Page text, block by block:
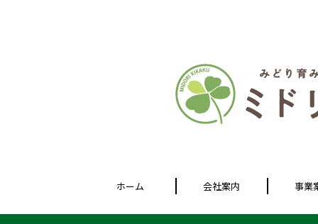
ホーム 会社案内 事業